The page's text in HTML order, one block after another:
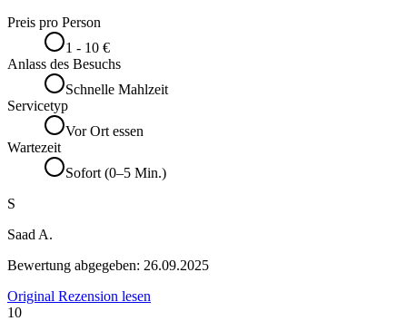
Preis pro Person
1 - 10 €
Anlass des Besuchs
Schnelle Mahlzeit
Servicetyp
Vor Ort essen
Wartezeit
Sofort (0–5 Min.)
S
Saad A.
Bewertung abgegeben: 26.09.2025
Original Rezension lesen
10